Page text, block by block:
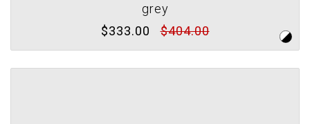
grey
$333.00
$404.00